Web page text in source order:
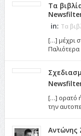
Τα
in: Τα
[…] μέχρι
Παλιότερα
[…] ορατό
την
Αντώνης